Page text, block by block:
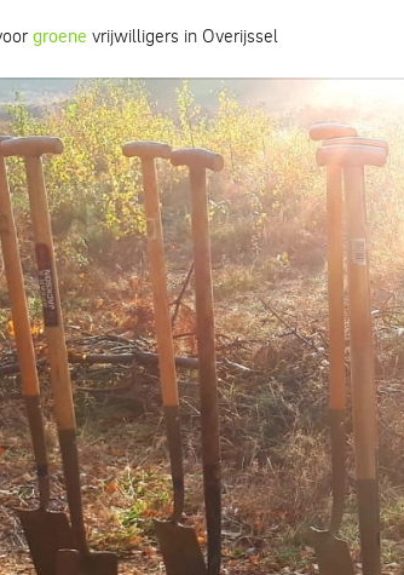
groene vrijwilligers in Overijssel
Hoe heeft